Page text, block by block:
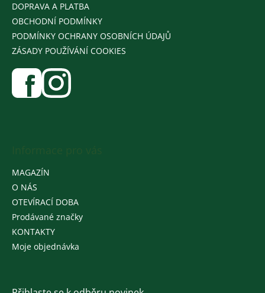
DOPRAVA A PLATBA
OBCHODNÍ PODMÍNKY
PODMÍNKY OCHRANY OSOBNÍCH ÚDAJŮ
ZÁSADY POUŽÍVÁNÍ COOKIES
MAGAZÍN
O NÁS
OTEVÍRACÍ DOBA
Prodávané značky
KONTAKTY
Moje objednávka